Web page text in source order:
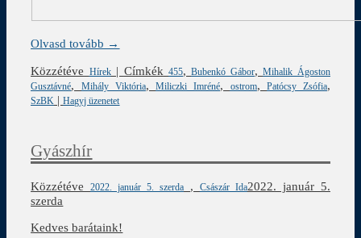
Olvasd tovább →
Közzétéve
Hírek| Címkék 455,Bubenkó Gábor,Mihalik Ágoston
Gusztávné, Mihály Viktória,Miliczki Imréné, ostrom,Patócsy Zsófia,
SzBK |Hagyj üzenetet
Gyászhír
Közzétéve2022. január 5. szerda , Császár Ida2022. január 5.
szerda
Kedves barátaink!